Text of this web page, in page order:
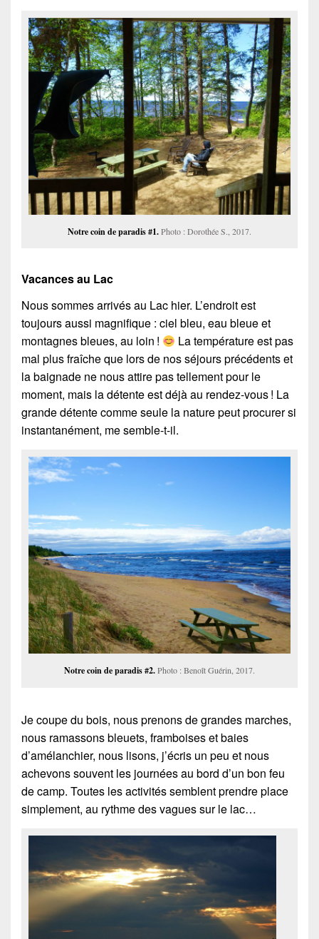
Notre coin de paradis #1.Photo : Dorothée S., 2017.
Vacances au Lac
Nous sommes arrivés au Lac hier. L’endroit est
toujours aussi magnifique : ciel bleu, eau bleue et
montagnes bleues, au loin !
La température est pas
mal plus fraîche que lors de nos séjours précédents et
la baignade ne nous attire pas tellement pour le
moment, mais la détente est déjà au rendez-vous ! La
grande détente comme seule la nature peut procurer si
instantanément, me semble-t-il.
Notre coin de paradis #2.Photo : Benoît Guérin, 2017.
Je coupe du bois, nous prenons de grandes marches,
nous ramassons bleuets, framboises et baies
d’amélanchier, nous lisons, j’écris un peu et nous
achevons souvent les journées au bord d’un bon feu
de camp. Toutes les activités semblent prendre place
simplement, au rythme des vagues sur le lac…